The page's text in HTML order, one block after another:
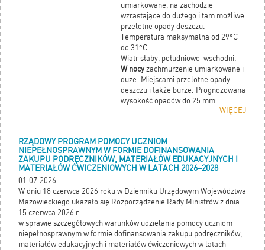
umiarkowane, na zachodzie
wzrastające do dużego i tam możliwe
przelotne opady deszczu.
Temperatura maksymalna od 29°C
do 31°C.
Wiatr słaby, południowo-wschodni.
W nocyzachmurzenie umiarkowane i
duże. Miejscami przelotne opady
deszczu i także burze. Prognozowana
wysokość opadów do 25 mm.
Temperatura minimalna od 18°C do
burz porywy wiatru do 75 km/h.
WIĘCEJ
RZĄDOWY PROGRAM POMOCY UCZNIOM
NIEPEŁNOSPRAWNYM W FORMIE DOFINANSOWANIA
ZAKUPU PODRĘCZNIKÓW, MATERIAŁÓW EDUKACYJNYCH I
MATERIAŁÓW ĆWICZENIOWYCH W LATACH 2026–2028
01.07.2026
W dniu 18 czerwca 2026 roku w Dzienniku Urzędowym Województwa
Mazowieckiego ukazało się Rozporządzenie Rady Ministrów z dnia
15 czerwca 2026 r.
w sprawie szczegółowych warunków udzielania pomocy uczniom
niepełnosprawnym w formie dofinansowania zakupu podręczników,
materiałów edukacyjnych i materiałów ćwiczeniowych w latach